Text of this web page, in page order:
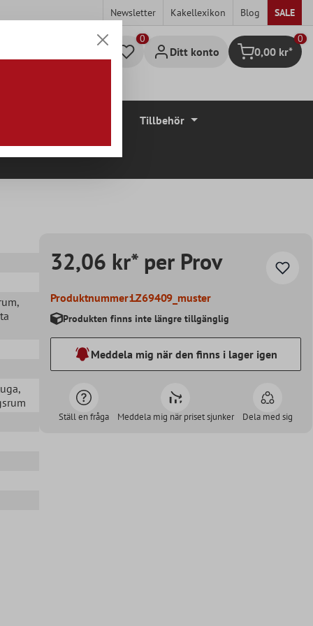
Newsletter Kakellexikon Blog SALE
Ditt konto Kundvagn
0
0,00 kr*
Tillbehör
,
,
32,06 kr* per Prov
Produktnummer:LZ69409_muster
Produkten finns inte längre tillgänglig
Meddela mig när den finns i lager igen
Ställ en fråga Meddela mig när priset sjunker Dela med sig